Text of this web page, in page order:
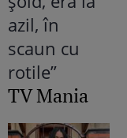
TV Mania